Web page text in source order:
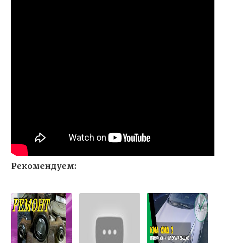
Рекомендуем: